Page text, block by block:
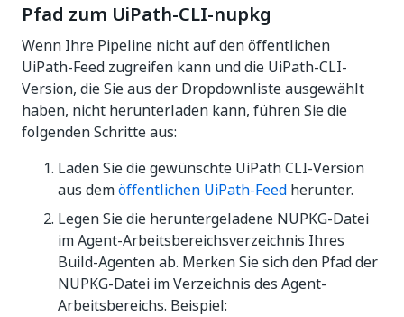
Pfad zum UiPath-CLI-nupkg
Wenn Ihre Pipeline nicht auf den öffentlichen
UiPath-Feed zugreifen kann und die UiPath-CLI-
Version, die Sie aus der Dropdownliste ausgewählt
haben, nicht herunterladen kann, führen Sie die
folgenden Schritte aus:
Laden Sie die gewünschte UiPath CLI-Version
aus demöffentlichen UiPath-Feed herunter.
Legen Sie die heruntergeladene NUPKG-Datei
im Agent-Arbeitsbereichsverzeichnis Ihres
Build-Agenten ab. Merken Sie sich den Pfad der
NUPKG-Datei im Verzeichnis des Agent-
Arbeitsbereichs. Beispiel: